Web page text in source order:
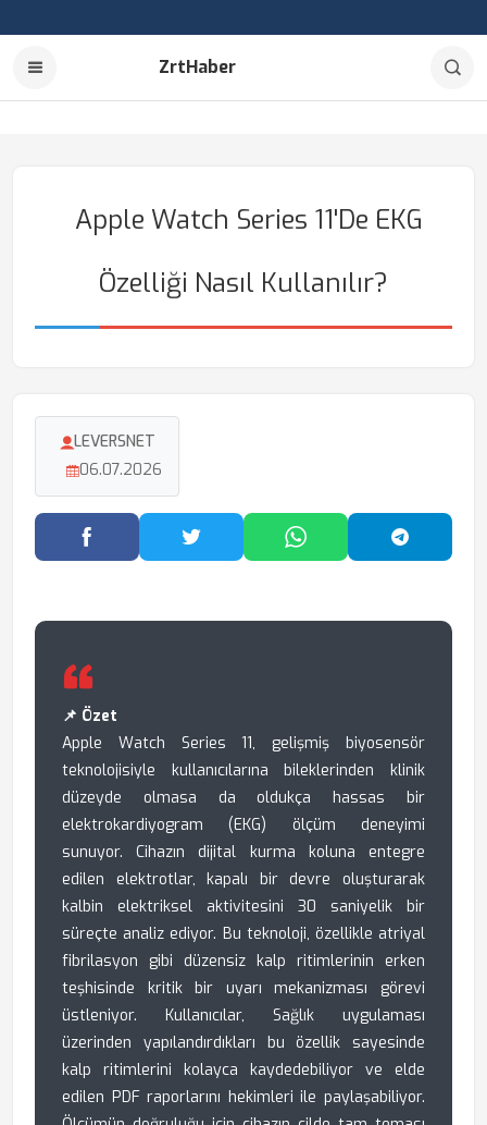
ZrtHaber
Apple Watch Series 11'de EKG
Özelliği Nasıl Kullanılır?
LEVERSNET
06.07.2026
Facebook'ta PaylaşTwitter'da PaylaşWhatsApp'ta Paylaş
📌 Özet
Apple Watch Series 11, gelişmiş biyosensör
teknolojisiyle kullanıcılarına bileklerinden klinik
düzeyde olmasa da oldukça hassas bir
elektrokardiyogram (EKG) ölçüm deneyimi
sunuyor. Cihazın dijital kurma koluna entegre
edilen elektrotlar, kapalı bir devre oluşturarak
kalbin elektriksel aktivitesini 30 saniyelik bir
süreçte analiz ediyor. Bu teknoloji, özellikle atriyal
fibrilasyon gibi düzensiz kalp ritimlerinin erken
teşhisinde kritik bir uyarı mekanizması görevi
üstleniyor. Kullanıcılar, Sağlık uygulaması
üzerinden yapılandırdıkları bu özellik sayesinde
kalp ritimlerini kolayca kaydedebiliyor ve elde
edilen PDF raporlarını hekimleri ile paylaşabiliyor.